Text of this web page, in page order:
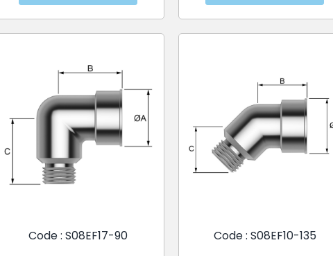
Code : S08EF17-90 Code : S08EF10-135